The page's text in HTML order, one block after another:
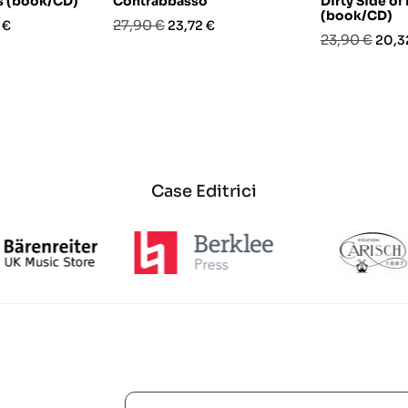
Prezzo
27,90 € Prezzo
23,72 €
(book/CD)
Prezzo
23,90 €
Case Editrici